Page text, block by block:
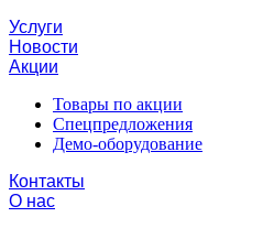
Услуги
Новости
Акции
Товары по акции
Спецпредложения
Демо-оборудование
Контакты
О нас